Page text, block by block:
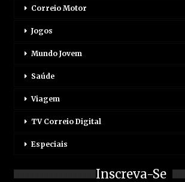
Correio Motor
Jogos
Mundo Jovem
Saúde
Viagem
TV Correio Digital
Especiais
Inscreva-Se